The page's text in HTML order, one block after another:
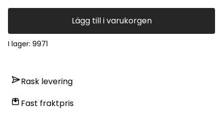
Lägg till i varukorgen
I lager: 9971
Rask levering
Fast fraktpris